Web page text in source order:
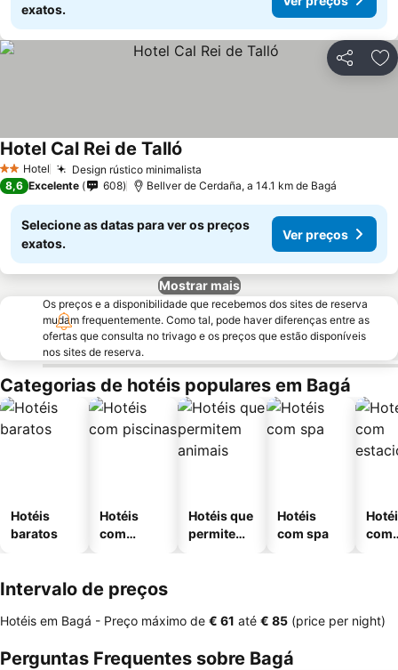
exatos.
Partilhar
2 Estrelas
Hotel Design rústico minimalista
Hotel Cal Rei de Talló
8,6 Excelente 608 Bellver de Cerdaña, a 14.1 km de Bagá
Selecione as datas para ver os preços
exatos.
Ver preços
Mostrar mais
Os preços e a disponibilidade que recebemos dos sites de reserva
mudam frequentemente. Como tal, pode haver diferenças entre as
ofertas que consulta no trivago e os preços que estão disponíveis
nos sites de reserva.
Categorias de hotéis populares em Bagá
Hotéis
baratos
Hotéis
com
Hotéis que
permitem
Hotéis
com spa
com
Intervalo de preços
Hotéis em Bagá - Preço máximo de ‎€ 61 até ‎€ 85 (price per night)
Perguntas Frequentes sobre Bagá